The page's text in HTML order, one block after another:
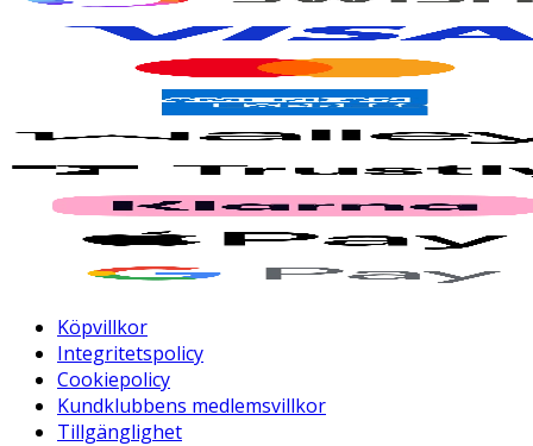
Köpvillkor
Integritetspolicy
Cookiepolicy
Kundklubbens medlemsvillkor
Tillgänglighet